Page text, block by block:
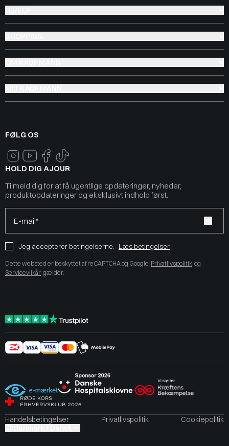
FØLG OS
HOLD DIG AJOUR
Tilmeld dig for at få ugentlige opdateringer, nyheder,
produktopdateringer og eksklusivt indhold først.
E-mail*
Jeg accepterer betingelserne. Læs betingelser
Dette websted er beskyttet af reCAPTCHA og Google Privatlivspolitik og
Servicevilkår gælder.
Handelsbetingelser Privatlivspolitik
Cookiepolitik